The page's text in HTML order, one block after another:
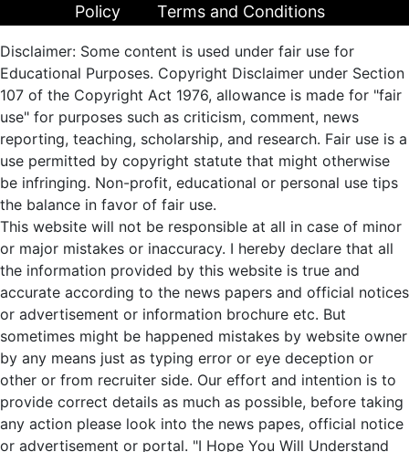
Policy
Terms and Conditions
Disclaimer: Some content is used under fair use for
Educational Purposes. Copyright Disclaimer under Section
107 of the Copyright Act 1976, allowance is made for "fair
use" for purposes such as criticism, comment, news
reporting, teaching, scholarship, and research. Fair use is a
use permitted by copyright statute that might otherwise
be infringing. Non-profit, educational or personal use tips
the balance in favor of fair use.
This website will not be responsible at all in case of minor
or major mistakes or inaccuracy. I hereby declare that all
the information provided by this website is true and
accurate according to the news papers and official notices
or advertisement or information brochure etc. But
sometimes might be happened mistakes by website owner
by any means just as typing error or eye deception or
other or from recruiter side. Our effort and intention is to
provide correct details as much as possible, before taking
any action please look into the news papes, official notice
or advertisement or portal. "I Hope You Will Understand